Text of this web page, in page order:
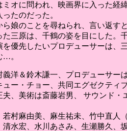
オに問われ、映画界に入った経
たのだった。
娘のことを尋ねられ、言い返
三原は、千鶴の姿を目にした
優先したいプロデューサーは
…。
洋＆鈴木謙一、プロデューサ
ー・チョー、共同エグゼクテ
、美術は斎藤岩男、 サウンド
村麻由美、麻生祐未、竹中直人
水宏、水川あさみ、生瀬勝久